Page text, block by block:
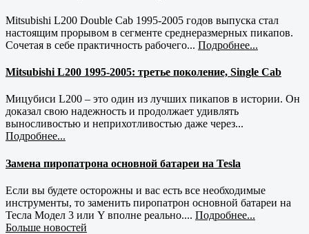
Mitsubishi L200 Double Cab 1995-2005 годов выпуска стал
настоящим прорывом в сегменте среднеразмерных пикапов.
Сочетая в себе практичность рабочего... Подробнее...
Mitsubishi L200 1995-2005: третье поколение, Single Cab
Мицубиси L200 – это один из лучших пикапов в истории. Он
доказал свою надежность и продолжает удивлять
выносливостью и неприхотливостью даже через...
Подробнее...
Замена пиропатрона основной батареи на Tesla
Если вы будете осторожны и вас есть все необходимые
инструменты, то заменить пиропатрон основной батареи на
Тесла Модел 3 или Y вполне реально.... Подробнее...
Больше новостей